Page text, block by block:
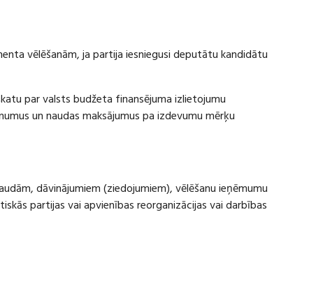
vēlēšanām, ja partija iesniegusi deputātu kandidātu
par valsts budžeta finansējuma izlietojumu
un naudas maksājumus pa izdevumu mērķu
dāvinājumiem (ziedojumiem), vēlēšanu ieņēmumu
partijas vai apvienības reorganizācijas vai darbības